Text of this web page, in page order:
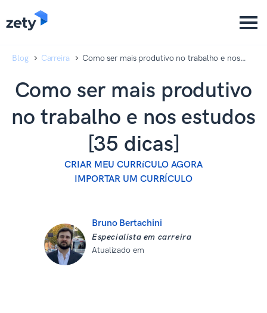
Blog Carreira
Como ser mais produtivo no trabalho e nos
Como ser mais produtivo
no trabalho e nos estudos
[35 dicas]
CRIAR MEU CURRíCULO AGORA
IMPORTAR UM CURRÍCULO
Bruno Bertachini
Especialista em carreira
Atualizado em